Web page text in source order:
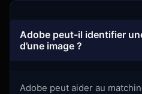
Adobe peut-il identifier
d’une image ?
Adobe peut aider au